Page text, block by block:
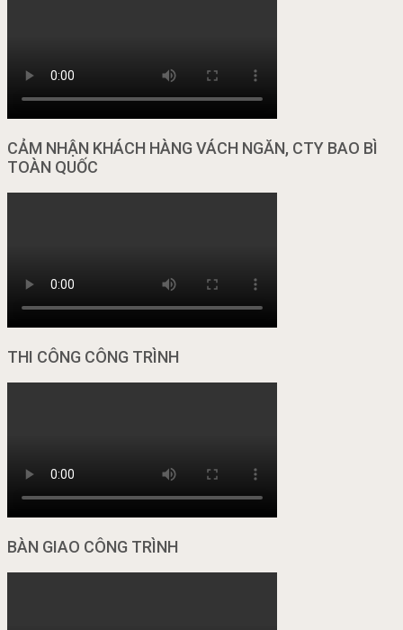
CẢM NHẬN KHÁCH HÀNG VÁCH NGĂN, CTY BAO BÌ
TOÀN QUỐC
THI CÔNG CÔNG TRÌNH
BÀN GIAO CÔNG TRÌNH